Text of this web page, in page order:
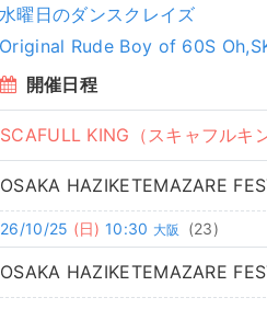
水曜日のダンスクレイズ
Original Rude Boy of 60S
開催日程
SCAFULL KING（スキャフルキ
OSAKA HAZIKETEMAZARE
26/10/25 (日) 10:30 大阪 (23)
OSAKA HAZIKETEMAZARE